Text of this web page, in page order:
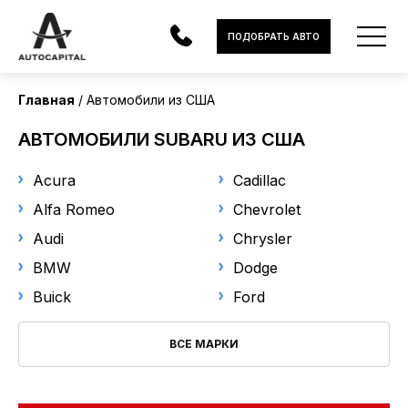
В НАЛИЧИИ
МОТОЦИКЛЫ
ЛИЗИНГ
НОВОСТИ
ПОДОБРАТЬ АВТО
Главная Автомобили из США
АВТОМОБИЛИ SUBARU ИЗ США
Acura
Alfa Romeo
Audi
BMW
Buick
Cadillac
Chevrolet
Chrysler
Dodge
Ford
ВСЕ МАРКИ
Страна поставки
Модель
Выберите модель
Год выпуска
от до